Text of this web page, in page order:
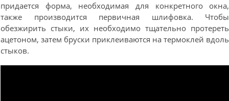
придается форма, необходимая для конкретного окна,
также производится первичная шлифовка. Чтобы
обезжирить стыки, их необходимо тщательно протереть
ацетоном, затем бруски приклеиваются на термоклей вдоль
стыков.